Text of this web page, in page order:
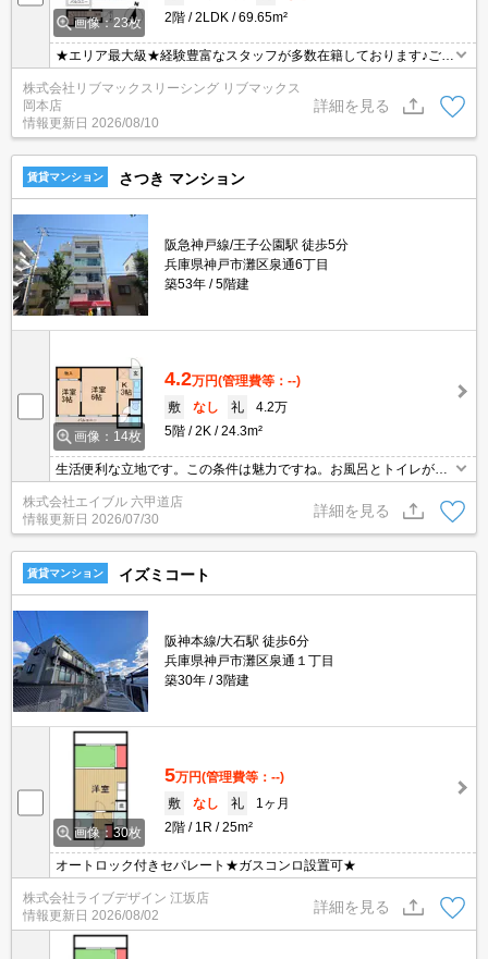
画像：23枚
2階
2LDK 69.65m²
★エリア最大級★経験豊富なスタッフが多数在籍しております♪ご要
望がありましたらお申し付けください！初期費用クレジット支払可
能！オンライン内覧・オンライン契約等弊社に一度も来店せずとも
問題ありません♪弊社ではネットに掲載されている物件も全てご紹介
可能になりますので気になる物件は全て申し付けください★
株式会社リブマックスリーシング リブマックス
岡本店
情報更新日 2026/08/10
詳細を見る
賃貸マンション さつき マンション
阪急神戸線/王子公園駅 徒歩5分
兵庫県神戸市灘区泉通6丁目
築53年
5階建
画像：14枚
4.2万円(管理費等：--)
敷
なし 礼
4.2万
5階
2K 24.3m²
生活便利な立地です。この条件は魅力ですね。お風呂とトイレが別
でこの家賃。
株式会社エイブル 六甲道店
情報更新日 2026/07/30
詳細を見る
賃貸マンション イズミコート
阪神本線/大石駅 徒歩6分
兵庫県神戸市灘区泉通１丁目
築30年
3階建
画像：30枚
5万円(管理費等：--)
敷
なし 礼
1ヶ月
2階
1R 25m²
オートロック付きセパレート★ガスコンロ設置可★
株式会社ライブデザイン 江坂店
情報更新日 2026/08/02
詳細を見る